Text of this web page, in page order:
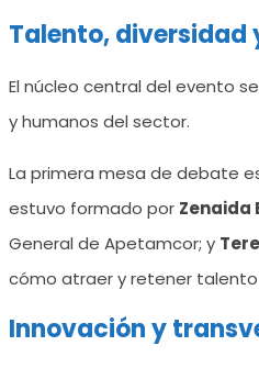
Talento, diversidad
El núcleo central del evento
y humanos del sector.
La primera mesa de debate
estuvo formado por Zenaida
General de Apetamcor; y
cómo atraer y retener
Innovación y